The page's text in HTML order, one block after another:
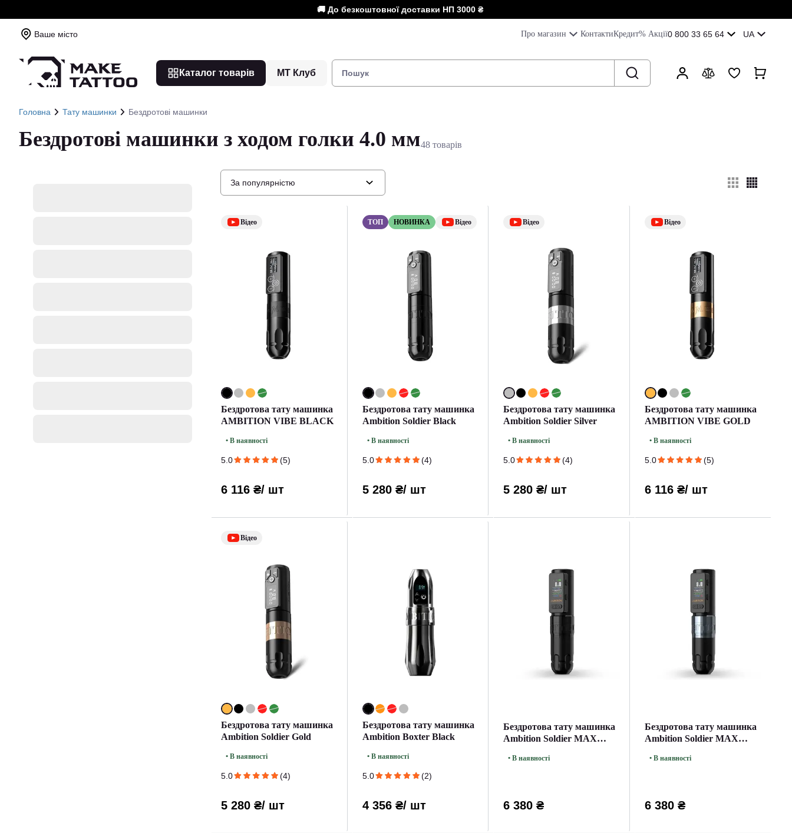
🚚 До безкоштовної доставки НП 3000 ₴
Ваше місто Про магазин КонтактиКредит% Акції0 800 33 65 64 UA
Каталог товарів МТ Клуб
Головна Тату машинки Бездротові машинки
Бездротові машинки з ходом голки 4.0 мм48 товарів
За популярністю
Відео
Бездротова тату машинка
AMBITION VIBE BLACK
• В наявності
5.0 (5)
6 116 ₴/ шт
ТОП НОВИНКА Відео
Бездротова тату машинка
Ambition Soldier Black
• В наявності
5.0 (4)
5 280 ₴/ шт
Відео
Бездротова тату машинка
Ambition Soldier Silver
• В наявності
5.0 (4)
5 280 ₴/ шт
Відео
Бездротова тату машинка
AMBITION VIBE GOLD
• В наявності
5.0 (5)
6 116 ₴/ шт
Відео
Бездротова тату машинка
Ambition Soldier Gold
• В наявності
5.0 (4)
5 280 ₴/ шт
Бездротова тату машинка
Ambition Boxter Black
• В наявності
5.0 (2)
4 356 ₴/ шт
Бездротова тату машинка
Ambition Soldier MAX
• В наявності
6 380 ₴
Бездротова тату машинка
Ambition Soldier MAX
• В наявності
6 380 ₴